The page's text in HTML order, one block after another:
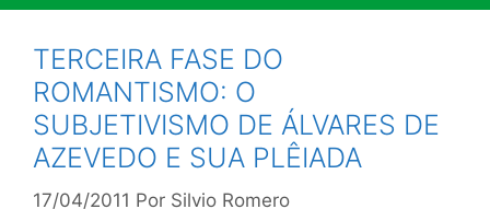
TERCEIRA FASE DO
ROMANTISMO: O
SUBJETIVISMO DE ÁLVARES DE
AZEVEDO E SUA PLÊIADA
17/04/2011 Por Silvio Romero